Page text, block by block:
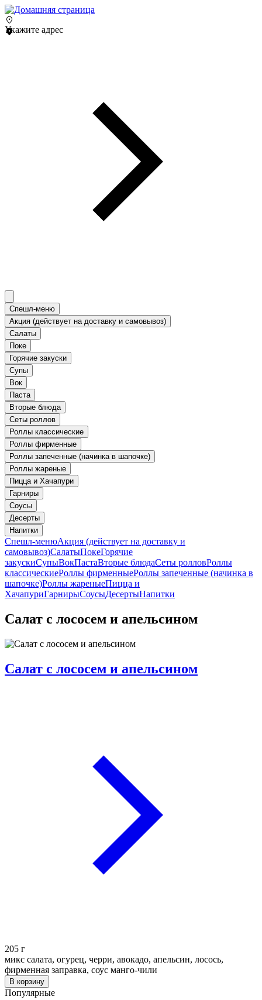
Укажите адрес
Спешл-меню
Акция (действует на доставку и самовывоз)
Салаты
Поке
Горячие закуски
Супы
Вок
Паста
Вторые блюда
Сеты роллов
Роллы классические
Роллы фирменные
Роллы запеченные (начинка в шапочке)
Роллы жареные
Пицца и Хачапури
Гарниры
Соусы
Десерты
Напитки
Спешл-менюАкция (действует на доставку и
самовывоз)СалатыПокеГорячие
закускиСупыВокПастаВторые блюдаСеты ролловРоллы
классическиеРоллы фирменныеРоллы запеченные (начинка в
шапочке)Роллы жареныеПицца и
ХачапуриГарнирыСоусыДесертыНапитки
Салат с лососем и апельсином
Салат с лососем и апельсином
205 г
микс салата, огурец, черри, авокадо, апельсин, лосось,
фирменная заправка, соус манго-чили
В корзину
Популярные